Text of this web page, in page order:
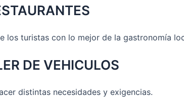
los turistas con lo mejor de la gastronomía
DE VEHICULOS
distintas necesidades y exigencias.